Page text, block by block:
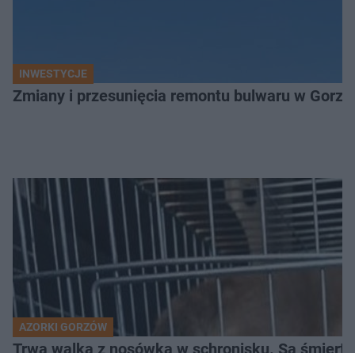
INWESTYCJE
Zmiany i przesunięcia remontu bulwaru w
AZORKI GORZÓW
Trwa walka z nosówką w schronisku. Są